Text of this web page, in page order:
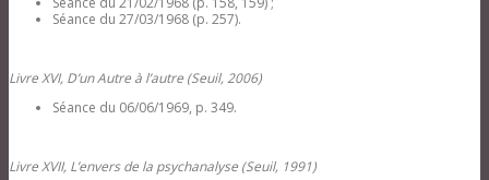
Séance du 27/03/1968 (p. 257).
Livre XVI, D’un Autre à l’autre (Seuil, 2006)
Séance du 06/06/1969, p. 349.
Livre XVII, L’envers de la psychanalyse (Seuil, 1991)